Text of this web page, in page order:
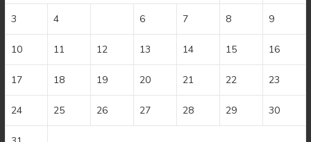
3 4 6 7 8 9
10 11 12 13 14 15 16
17 18 19 20 21 22 23
24 25 26 27 28 29 30